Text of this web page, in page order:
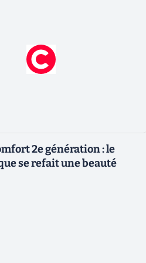
2e génération : le
se refait une beauté